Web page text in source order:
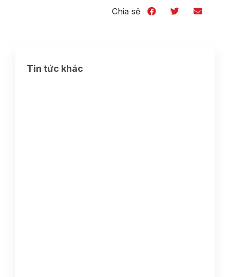
Chia sẻ
Tin tức khác